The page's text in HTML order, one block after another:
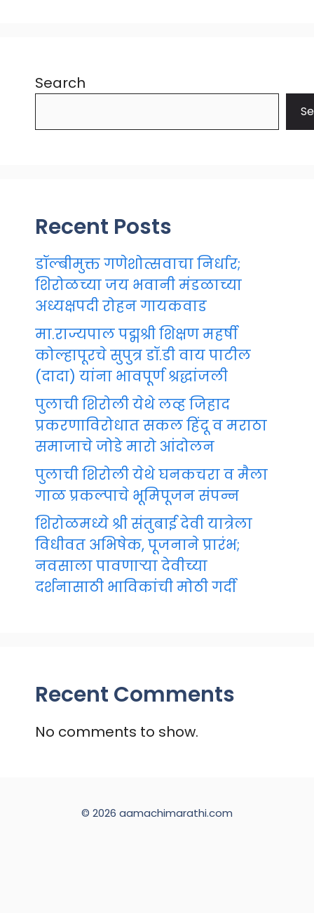
Search
Recent Posts
डॉल्बीमुक्त गणेशोत्सवाचा निर्धार;
शिरोळच्या जय भवानी मंडळाच्या
अध्यक्षपदी रोहन गायकवाड
मा.राज्यपाल पद्मश्री शिक्षण महर्षी
कोल्हापूरचे सुपुत्र डॉ.डी वाय पाटील
(दादा) यांना भावपूर्ण श्रद्धांजली
पुलाची शिरोली येथे लव्ह जिहाद
प्रकरणाविरोधात सकल हिंदू व मराठा
समाजाचे जोडे मारो आंदोलन
पुलाची शिरोली येथे घनकचरा व मैला
गाळ प्रकल्पाचे भूमिपूजन संपन्न
शिरोळमध्ये श्री संतुबाई देवी यात्रेला
विधीवत अभिषेक, पूजनाने प्रारंभ;
नवसाला पावणाऱ्या देवीच्या
दर्शनासाठी भाविकांची मोठी गर्दी
Recent Comments
No comments to show.
© 2026 aamachimarathi.com